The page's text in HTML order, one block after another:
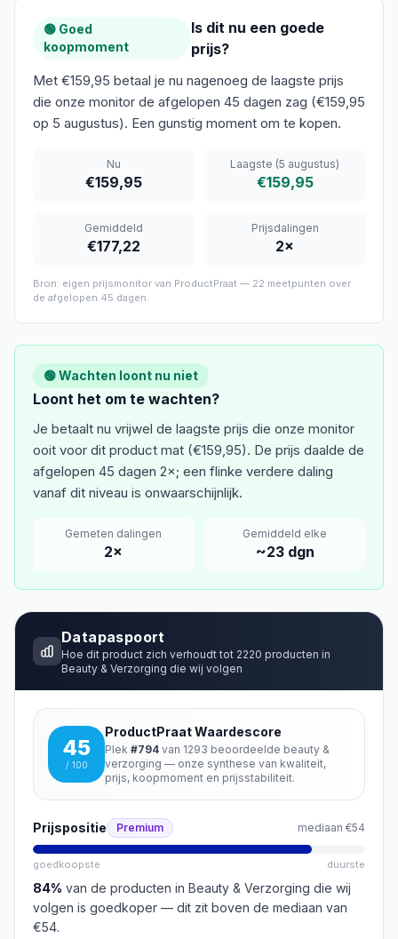
🟢 Goed
koopmoment
Is dit nu een goede
prijs?
Met €159,95 betaal je nu nagenoeg de laagste prijs
die onze monitor de afgelopen 45 dagen zag (€159,95
op 5 augustus). Een gunstig moment om te kopen.
Nu
€159,95
Laagste (5 augustus)
€159,95
Gemiddeld
€177,22
Prijsdalingen
2×
Bron: eigen prijsmonitor van ProductPraat — 22 meetpunten over
de afgelopen 45 dagen.
🟢 Wachten loont nu niet
Loont het om te wachten?
Je betaalt nu vrijwel de laagste prijs die onze monitor
ooit voor dit product mat (€159,95). De prijs daalde de
afgelopen 45 dagen 2×; een flinke verdere daling
vanaf dit niveau is onwaarschijnlijk.
Gemeten dalingen
2×
Gemiddeld elke
~23dgn
Datapaspoort
Hoe dit product zich verhoudt tot 2220 producten in
Beauty & Verzorging die wij volgen
45
/ 100
ProductPraat Waardescore
Plek #794 van 1293 beoordeelde beauty &
verzorging — onze synthese van kwaliteit,
prijs, koopmoment en prijsstabiliteit.
Prijspositie Premium mediaan €54
goedkoopste duurste
84% van de producten in Beauty & Verzorging die wij
volgen is goedkoper — dit zit boven de mediaan van
€54.